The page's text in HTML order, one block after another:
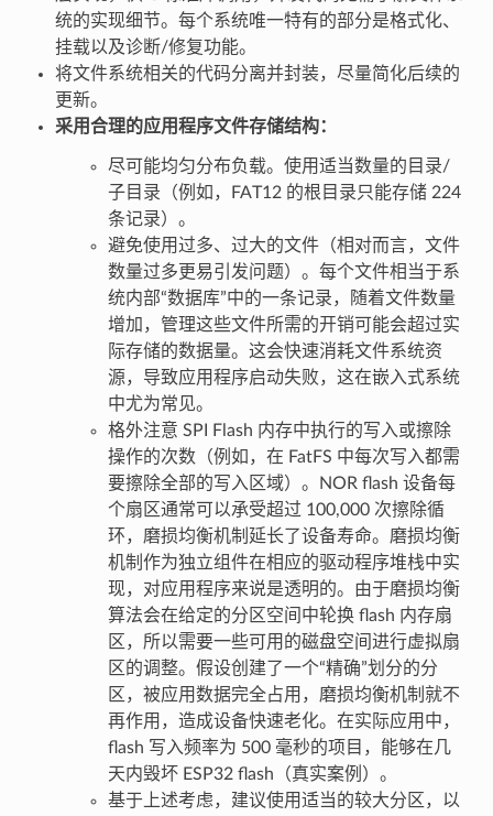
统的实现细节。每个系统唯一特有的部分是格式化、
挂载以及诊断/修复功能。
将文件系统相关的代码分离并封装，尽量简化后续的
更新。
采用合理的应用程序文件存储结构：
尽可能均匀分布负载。使用适当数量的目录/
子目录（例如，FAT12 的根目录只能存储 224
条记录）。
避免使用过多、过大的文件（相对而言，文件
数量过多更易引发问题）。每个文件相当于系
统内部“数据库”中的一条记录，随着文件数量
增加，管理这些文件所需的开销可能会超过实
际存储的数据量。这会快速消耗文件系统资
源，导致应用程序启动失败，这在嵌入式系统
中尤为常见。
格外注意 SPI Flash 内存中执行的写入或擦除
操作的次数（例如，在 FatFS 中每次写入都需
要擦除全部的写入区域）。NOR flash 设备每
个扇区通常可以承受超过 100,000 次擦除循
环，磨损均衡机制延长了设备寿命。磨损均衡
机制作为独立组件在相应的驱动程序堆栈中实
现，对应用程序来说是透明的。由于磨损均衡
算法会在给定的分区空间中轮换 flash 内存扇
区，所以需要一些可用的磁盘空间进行虚拟扇
区的调整。假设创建了一个“精确”划分的分
区，被应用数据完全占用，磨损均衡机制就不
再作用，造成设备快速老化。在实际应用中，
flash 写入频率为 500 毫秒的项目，能够在几
天内毁坏 ESP32 flash（真实案例）。
基于上述考虑，建议使用适当的较大分区，以